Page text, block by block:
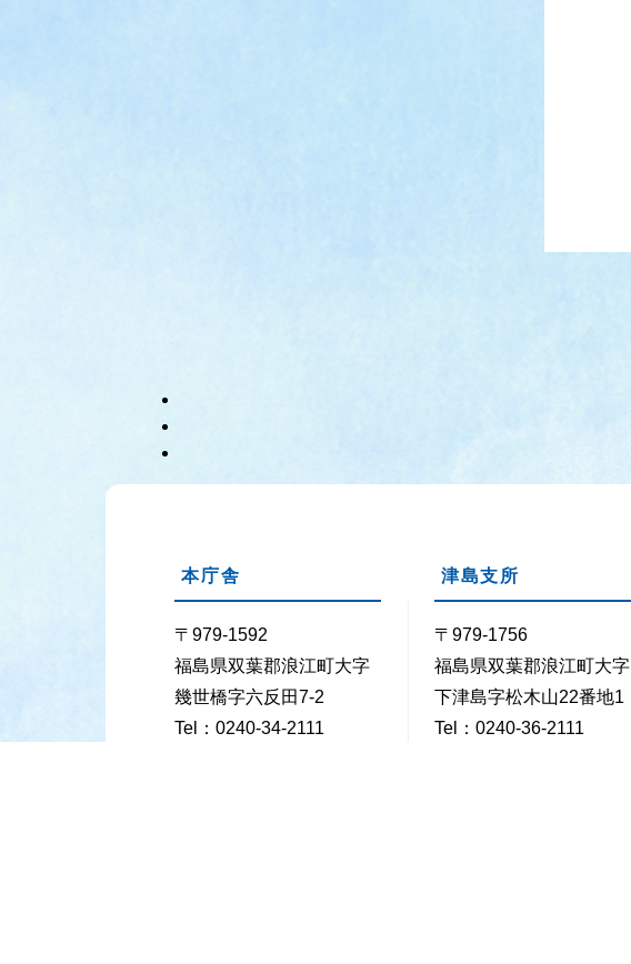
本庁舎
〒979-1592
福島県双葉郡浪江町大字
幾世橋字六反田7-2
Tel：0240-34-2111
津島支所
〒979-1756
福島県双葉郡浪江町大字
下津島字松木山22番地1
Tel：0240-36-2111